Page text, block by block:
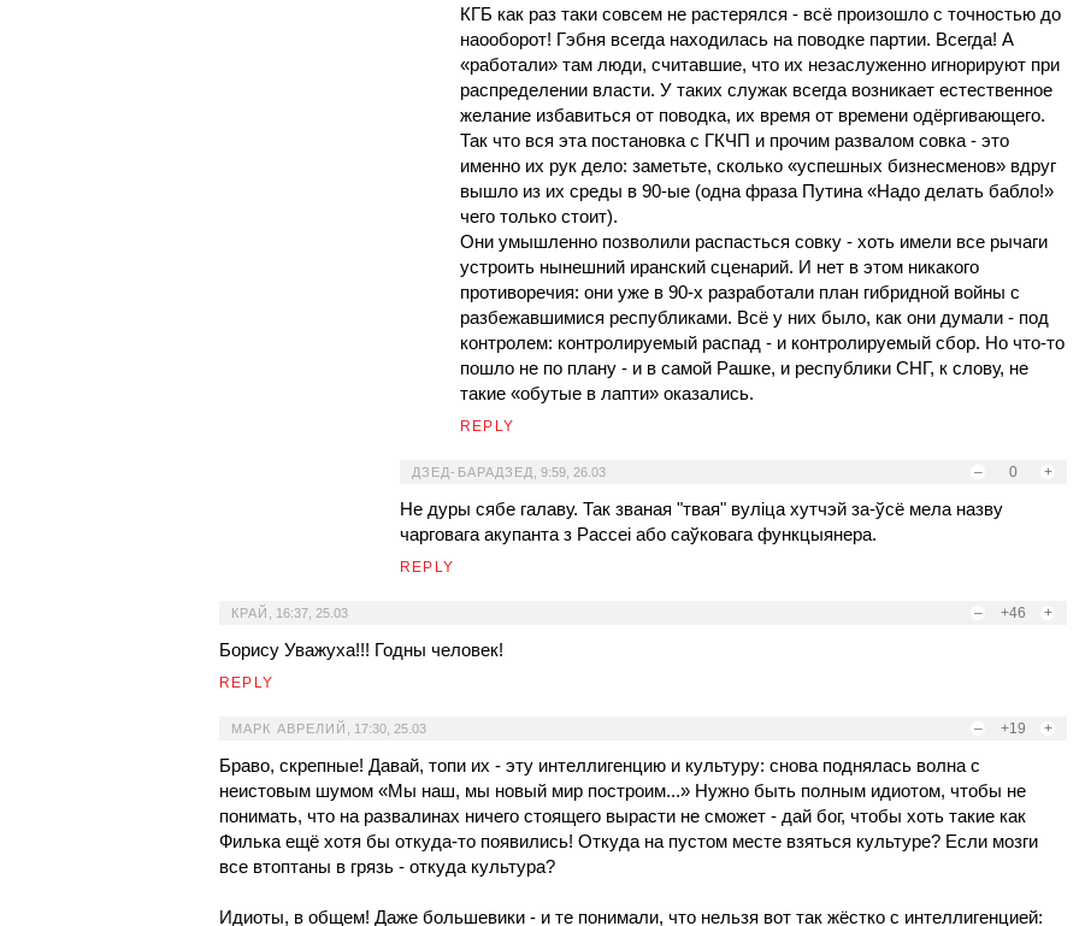
КГБ как раз таки совсем не растерялся - всё произошло с точностью до
наооборот! Гэбня всегда находилась на поводке партии. Всегда! А
«работали» там люди, считавшие, что их незаслуженно игнорируют при
распределении власти. У таких служак всегда возникает естественное
желание избавиться от поводка, их время от времени одёргивающего.
Так что вся эта постановка с ГКЧП и прочим развалом совка - это
именно их рук дело: заметьте, сколько «успешных бизнесменов» вдруг
вышло из их среды в 90-ые (одна фраза Путина «Надо делать бабло!»
чего только стоит).
Они умышленно позволили распасться совку - хоть имели все рычаги
устроить нынешний иранский сценарий. И нет в этом никакого
противоречия: они уже в 90-х разработали план гибридной войны с
разбежавшимися республиками. Всё у них было, как они думали - под
контролем: контролируемый распад - и контролируемый сбор. Но что-то
пошло не по плану - и в самой Рашке, и республики СНГ, к слову, не
такие «обутые в лапти» оказались.
REPLY
– 0 +
ДЗЕД-БАРАДЗЕД ,9:59, 26.03
Не дуры сябе галаву. Так званая "твая" вуліцa хутчэй за-ўсё мела назву
чарговага акупанта з Рассеі або саўковага функцыянера.
REPLY
– +46 +
КРАЙ 16:37, 25.03
Борису Уважуха!!! Годны человек!
REPLY
– +19 +
МАРК АВРЕЛИЙ 17:30, 25.03
Браво, скрепные! Давай, топи их - эту интеллигенцию и культуру: снова поднялась волна с
неистовым шумом «Мы наш, мы новый мир построим...» Нужно быть полным идиотом, чтобы не
понимать, что на развалинах ничего стоящего вырасти не сможет - дай бог, чтобы хоть такие как
Филька ещё хотя бы откуда-то появились! Откуда на пустом месте взяться культуре? Если мозги
все втоптаны в грязь - откуда культура?
Идиоты, в общем! Даже большевики - и те понимали, что нельзя вот так жёстко с интеллигенцией: